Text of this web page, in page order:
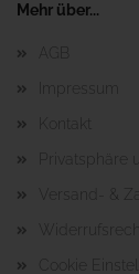
Mehr über...
Impressum
Kontakt
Privatsphäre
Versand- &
Cookie